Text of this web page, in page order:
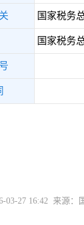
国家税务
国家税务
03-27 16:42 来源：